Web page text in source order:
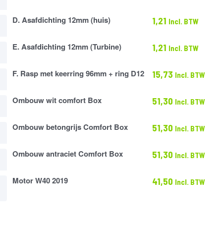
D. Asafdichting 12mm (huis) 1,21 Incl. BTW
E. Asafdichting 12mm (Turbine) 1,21 Incl. BTW
F. Rasp met keerring 96mm + ring D12 15,73 Incl. BTW
Ombouw wit comfort Box 51,30 Incl. BTW
Ombouw betongrijs Comfort Box 51,30 Incl. BTW
Ombouw antraciet Comfort Box 51,30 Incl. BTW
Motor W40 2019 41,50 Incl. BTW